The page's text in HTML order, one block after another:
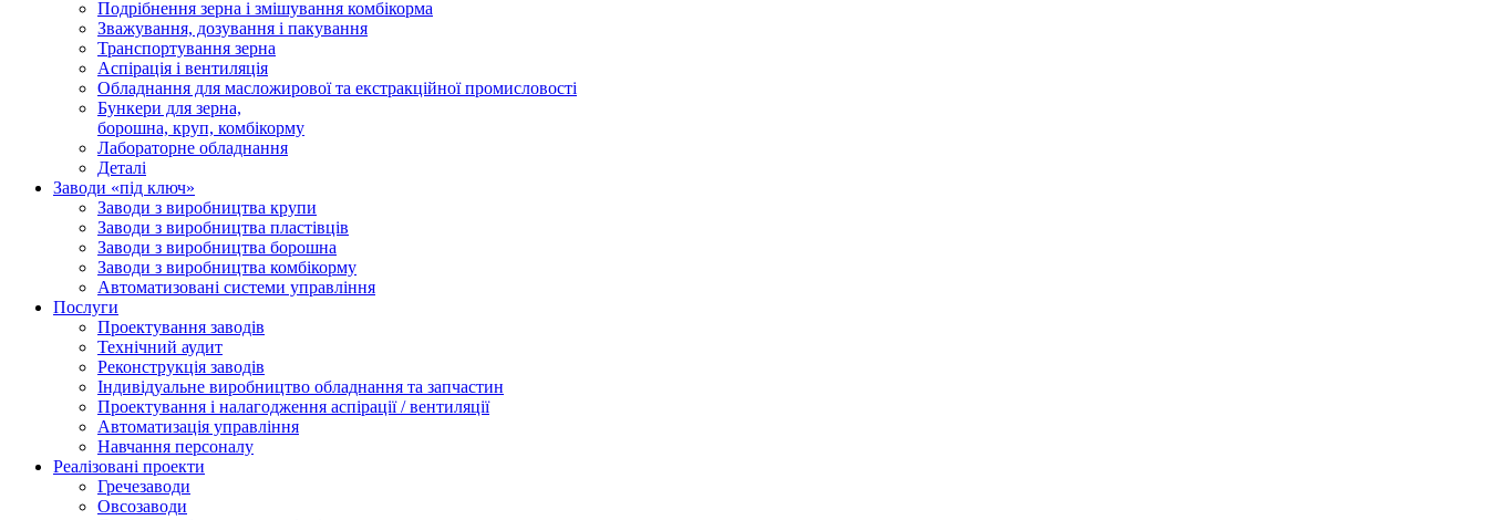
Подрібнення зерна і змішування комбікорма
Зважування, дозування і пакування
Транспортування зерна
Аспірація і вентиляція
Обладнання для масложирової та екстракційної промисловості
Бункери для зерна,
борошна, круп, комбікорму
Лабораторне обладнання
Деталі
Заводи «під ключ»
Заводи з виробництва крупи
Заводи з виробництва пластівців
Заводи з виробництва борошна
Заводи з виробництва комбікорму
Автоматизовані системи управління
Послуги
Проектування заводів
Технічний аудит
Реконструкція заводів
Індивідуальне виробництво обладнання та запчастин
Проектування і налагодження аспірації / вентиляції
Автоматизація управління
Навчання персоналу
Реалізовані проекти
Гречезаводи
Овсозаводи